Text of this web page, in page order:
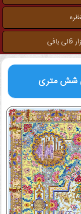
قالی بافی
شش متری